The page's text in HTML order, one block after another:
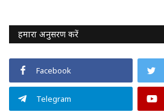
हमारा अनुसरण करें
Facebook
Telegram